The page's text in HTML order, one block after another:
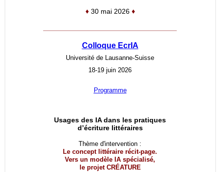
♦ 30 mai 2026 ♦
Colloque EcrIA
Université de Lausanne-Suisse
18-19 juin 2026
Programme
Usages des IA dans les pratiques
d’écriture littéraires
Thème d'intervention :
Le concept littéraire récit-page.
Vers un modèle IA spécialisé,
le projet CRÉATURE